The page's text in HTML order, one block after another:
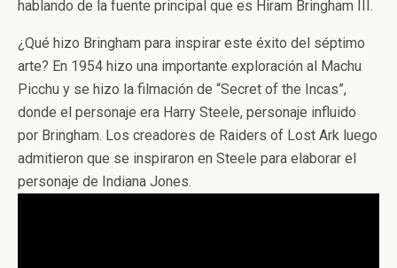
hablando de la fuente principal que es Hiram Bringham III.
¿Qué hizo Bringham para inspirar este éxito del séptimo
arte? En 1954 hizo una importante exploración al Machu
Picchu y se hizo la filmación de “Secret of the Incas”,
donde el personaje era Harry Steele, personaje influido
por Bringham. Los creadores de Raiders of Lost Ark luego
admitieron que se inspiraron en Steele para elaborar el
personaje de Indiana Jones.